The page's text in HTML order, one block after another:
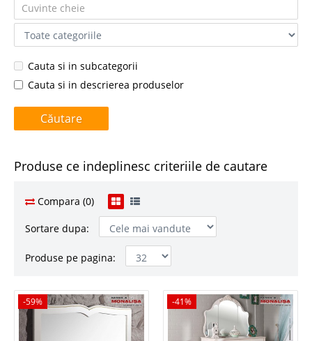
Cauta si in subcategorii
Cauta si in descrierea produselor
Produse ce indeplinesc criteriile de cautare
Compara (0)
Sortare dupa:
Produse pe pagina:
-59%
-59% -41%